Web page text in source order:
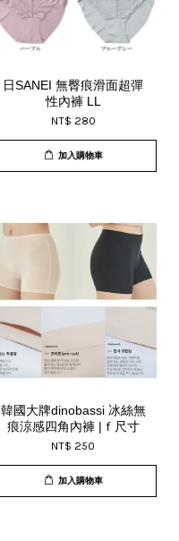
日SANEI 無臀痕滑面超彈
性內褲 LL
NT$ 280
加入購物車
韓國大牌dinobassi 冰絲無
痕涼感四角內褲 |ｆ尺寸
NT$ 250
加入購物車